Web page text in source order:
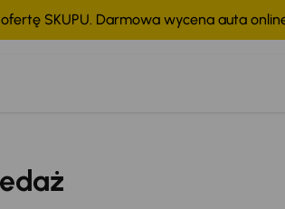
SKUPU. Darmowa wycena auta